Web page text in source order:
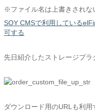
※ファイル名は上書きされな
SOY CMSで利用している
可する
先日紹介したストレージプラ
ダウンロード用のURLも利用